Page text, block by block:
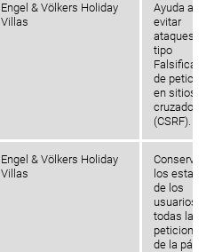
Engel & Völkers Holiday
Villas
Ayuda a
evitar
ataques
tipo
de
en sitios
cruzados
(CSRF).
Engel & Völkers Holiday
Villas
Conserva
los
de los
usuarios
todas las
peticiones
de la